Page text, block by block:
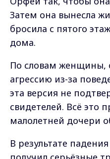
Затем она вынесла
бросила с пятого
дома.
По словам женщины,
агрессию из-за
эта версия не
свидетелей. Всё это
малолетней дочери
В результате